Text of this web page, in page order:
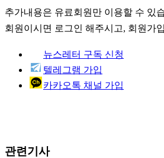
추가내용은 유료회원만 이용할 수 있
회원이시면 로그인 해주시고, 회원가
뉴스레터 구독 신청
텔레그램 가입
카카오톡 채널 가입
관련기사